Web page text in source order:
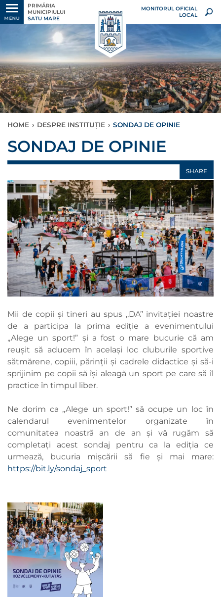
MENU
PRIMĂRIA
MUNICIPIULUI
SATU MARE
MONITORUL OFICIAL
LOCAL
HOME › DESPRE INSTITUȚIE › SONDAJ DE OPINIE
SONDAJ DE OPINIE
SHARE
Mii de copii și tineri au spus ,,DA’’ invitației noastre
de a participa la prima ediție a evenimentului
,,Alege un sport!” și a fost o mare bucurie că am
reușit să aducem în același loc cluburile sportive
sătmărene, copiii, părinții și cadrele didactice și să-i
sprijinim pe copii să își aleagă un sport pe care să îl
practice în timpul liber.
Ne dorim ca ,,Alege un sport!’’ să ocupe un loc în
calendarul evenimentelor organizate în
comunitatea noastră an de an și vă rugăm să
completați acest sondaj pentru ca la ediția ce
urmează, bucuria mișcării să fie și mai mare:
https://bit.ly/sondaj_sport